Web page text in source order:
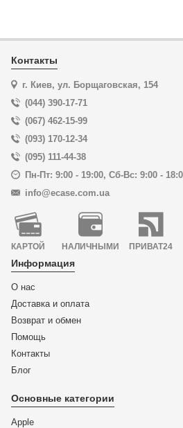
Контакты
г. Киев, ул. Борщаговская, 154
(044) 390-17-71
(067) 462-15-99
(093) 170-12-34
(095) 111-44-38
Пн-Пт: 9:00 - 19:00, Сб-Вс: 9:00 -
info@ecase.com.ua
КАРТОЙ НАЛИЧНЫМИ ПРИВАТ24
Информация
О нас
Доставка и оплата
Возврат и обмен
Помощь
Контакты
Блог
Основные категории
Apple